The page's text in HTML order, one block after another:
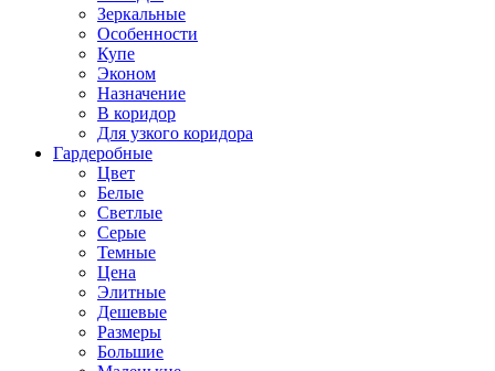
Зеркальные
Особенности
Купе
Эконом
Назначение
В коридор
Для узкого коридора
Гардеробные
Цвет
Белые
Светлые
Серые
Темные
Цена
Элитные
Дешевые
Размеры
Большие